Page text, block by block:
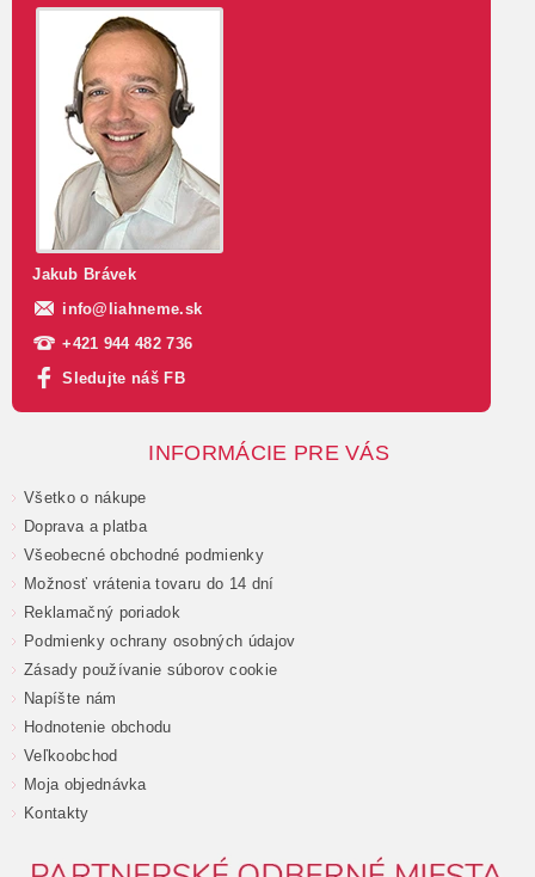
Jakub Brávek
info@ liahneme.sk
+421 944 482 736
Sledujte náš FB
INFORMÁCIE PRE VÁS
Všetko o nákupe
Doprava a platba
Všeobecné obchodné podmienky
Možnosť vrátenia tovaru do 14 dní
Reklamačný poriadok
Podmienky ochrany osobných údajov
Zásady používanie súborov cookie
Napíšte nám
Hodnotenie obchodu
Veľkoobchod
Moja objednávka
Kontakty